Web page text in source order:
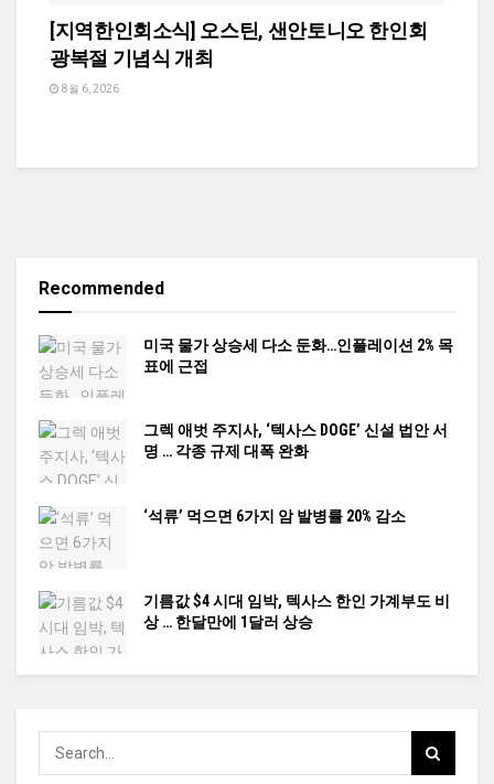
[지역한인회소식] 오스틴, 샌안토니오 한인회
광복절 기념식 개최
8월 6, 2026
Recommended
미국 물가 상승세 다소 둔화…인플레이션 2% 목
표에 근접
그렉 애벗 주지사, ‘텍사스 DOGE’ 신설 법안 서
명 … 각종 규제 대폭 완화
‘석류’ 먹으면 6가지 암 발병률 20% 감소
기름값 $4 시대 임박, 텍사스 한인 가계부도 비
상 … 한달만에 1달러 상승